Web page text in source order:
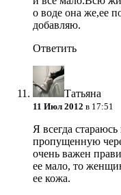
о воде она же,ее
добавляю.
Ответить
Татьяна
11 Июл 2012 в 17:51
Я всегда
пропущенную
очень важен
ее мало, то
ее кожа.